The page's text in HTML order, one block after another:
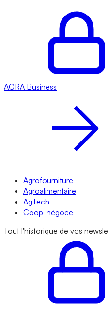
AGRA Business
Agrofourniture
Agroalimentaire
AgTech
Coop-négoce
Tout l'historique de vos